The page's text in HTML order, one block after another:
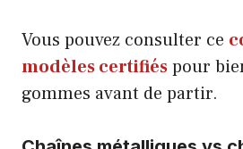
Vous pouvez consulter ce
modèles certifiéspour
gommes avant de partir.